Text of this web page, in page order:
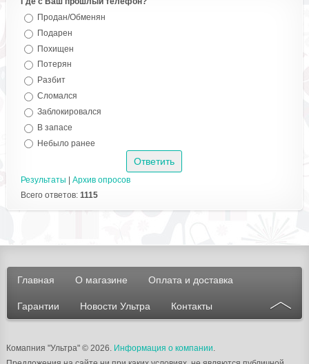
Продан/Обменян
Подарен
Похищен
Потерян
Разбит
Сломался
Заблокировался
В запасе
Небыло ранее
Результаты
Архив опросов
Всего ответов: 1115
Главная О магазине Оплата и доставка
Гарантии Новости Ультра Контакты
Комапния "Ультра"© 2026. Информация о компании.